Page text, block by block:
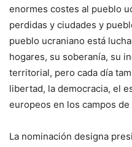
enormes costes al pueblo
perdidas y ciudades y
pueblo ucraniano está
hogares, su soberanía, su
territorial, pero cada día
libertad, la democracia, el
europeos en los campos
La nominación designa